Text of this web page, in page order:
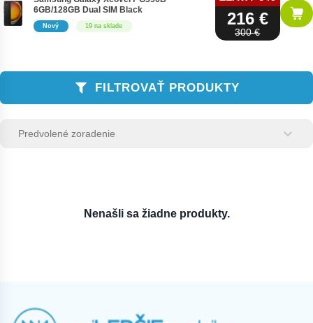
Nový 19 na sklade
6GB/128GB Dual SIM Black
216 €
300 €
FILTROVAŤ PRODUKTY
Zoradenie produktov
Sort content
Nenašli sa žiadne produkty.